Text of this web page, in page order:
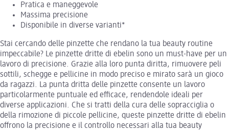
Pratica e maneggevole
Massima precisione
Disponibile in diverse varianti*
Stai cercando delle pinzette che rendano la tua beauty routine
impeccabile? Le pinzette dritte di ebelin sono un must-have per un
lavoro di precisione. Grazie alla loro punta diritta, rimuovere peli
sottili, schegge e pellicine in modo preciso e mirato sarà un gioco
da ragazzi. La punta dritta delle pinzette consente un lavoro
particolarmente puntuale ed efficace, rendendole ideali per
diverse applicazioni. Che si tratti della cura delle sopracciglia o
della rimozione di piccole pellicine, queste pinzette dritte di ebelin
offrono la precisione e il controllo necessari alla tua beauty